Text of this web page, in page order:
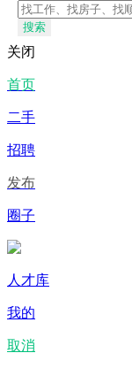
搜索
关闭
首页
二手
招聘
发布
圈子
人才库
我的
取消